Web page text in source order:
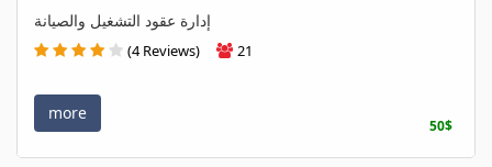
إدارة عقود التشغيل والصيانة
(4 Reviews) 21
more
50$